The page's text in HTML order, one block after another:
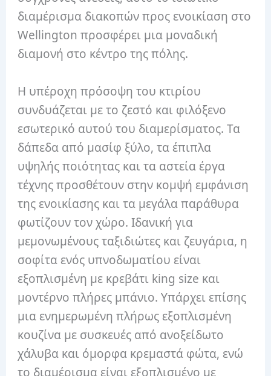
διαμέρισμα διακοπών προς ενοικίαση στο
Wellington προσφέρει μια μοναδική
διαμονή στο κέντρο της πόλης.
Η υπέροχη πρόσοψη του κτιρίου
συνδυάζεται με το ζεστό και φιλόξενο
εσωτερικό αυτού του διαμερίσματος.Τα
δάπεδα από μασίφ ξύλο, τα έπιπλα
υψηλής ποιότητας και τα αστεία έργα
τέχνης προσθέτουν στην κομψή εμφάνιση
της ενοικίασης και τα μεγάλα παράθυρα
φωτίζουν τον χώρο.Ιδανική για
μεμονωμένους ταξιδιώτες και ζευγάρια, η
σοφίτα ενός υπνοδωματίου είναι
εξοπλισμένη με κρεβάτι king size και
μοντέρνο πλήρες μπάνιο.Υπάρχει επίσης
μια ενημερωμένη πλήρως εξοπλισμένη
κουζίνα με συσκευές από ανοξείδωτο
χάλυβα και όμορφα κρεμαστά φώτα, ενώ
το διαμέρισμα είναι εξοπλισμένο με